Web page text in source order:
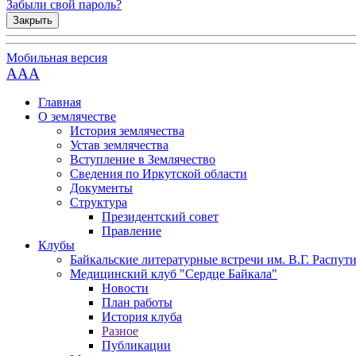
Забыли свой пароль?
Закрыть
Мобильная версия
AAA
Главная
О землячестве
История землячества
Устав землячества
Вступление в Землячество
Сведения по Иркутской области
Документы
Структура
Президентский совет
Правление
Клубы
Байкальские литературные встречи им. В.Г.
Медицинский клуб "Сердце Байкала"
Новости
План работы
История клуба
Разное
Публикации